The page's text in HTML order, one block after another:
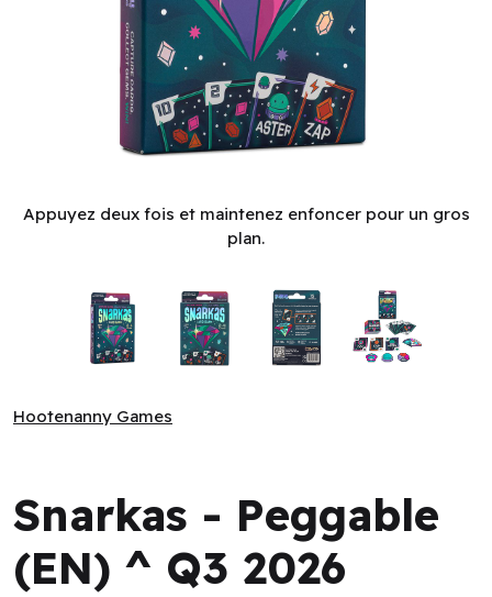
Appuyez deux fois et maintenez enfoncer pour un gros
plan.
Hootenanny Games
Snarkas - Peggable
(EN) ^ Q3 2026